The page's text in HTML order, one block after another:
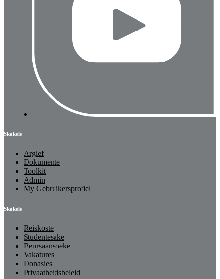
Skakels
Argief
Dokumente
Toolkit
Admin
My Gebruikersprofiel
Skakels
Reiskoste
Studentesake
Beursaansoeke
Vakatures
Donasies
Privaatheidsbeleid